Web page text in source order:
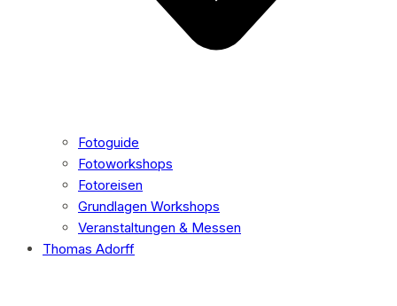
Fotoguide
Fotoworkshops
Fotoreisen
Grundlagen Workshops
Veranstaltungen & Messen
Thomas Adorff